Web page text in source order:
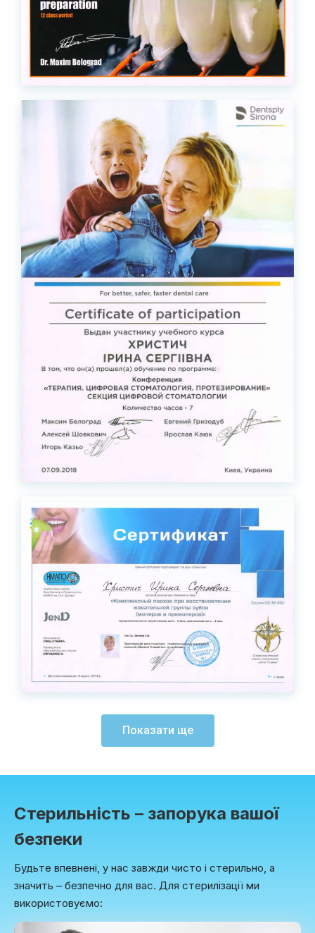
Показати ще
Стерильність – запорука вашої
безпеки
Будьте впевнені, у нас завжди чисто і стерильно, а
значить – безпечно для вас. Для стерилізації ми
використовуємо: